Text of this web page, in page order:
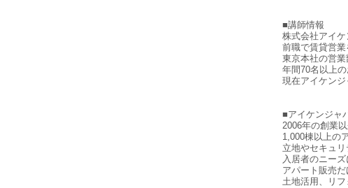
■講師情報
株式会社アイ
前職で賃貸営業
東京本社の営業
年間70名以上
現在アイケンジ
■アイケンジャ
2006年の創業
1,000棟以上の
立地やセキュ
入居者のニー
アパート販売だ
土地活用、リフ